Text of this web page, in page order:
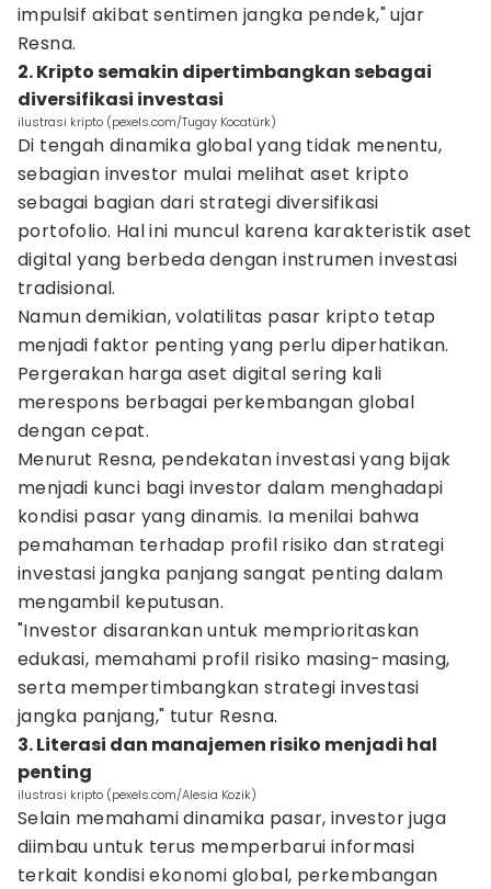
impulsif akibat sentimen jangka pendek," ujar
Resna.
2. Kripto semakin dipertimbangkan sebagai
diversifikasi investasi
ilustrasi kripto (pexels.com/Tugay Kocatürk)
Di tengah dinamika global yang tidak menentu,
sebagian investor mulai melihat aset kripto
sebagai bagian dari strategi diversifikasi
portofolio. Hal ini muncul karena karakteristik aset
digital yang berbeda dengan instrumen investasi
tradisional.
Namun demikian, volatilitas pasar kripto tetap
menjadi faktor penting yang perlu diperhatikan.
Pergerakan harga aset digital sering kali
merespons berbagai perkembangan global
dengan cepat.
Menurut Resna, pendekatan investasi yang bijak
menjadi kunci bagi investor dalam menghadapi
kondisi pasar yang dinamis. Ia menilai bahwa
pemahaman terhadap profil risiko dan strategi
investasi jangka panjang sangat penting dalam
mengambil keputusan.
"Investor disarankan untuk memprioritaskan
edukasi, memahami profil risiko masing-masing,
serta mempertimbangkan strategi investasi
jangka panjang," tutur Resna.
3. Literasi dan manajemen risiko menjadi hal
penting
ilustrasi kripto (pexels.com/Alesia Kozik)
Selain memahami dinamika pasar, investor juga
diimbau untuk terus memperbarui informasi
terkait kondisi ekonomi global, perkembangan